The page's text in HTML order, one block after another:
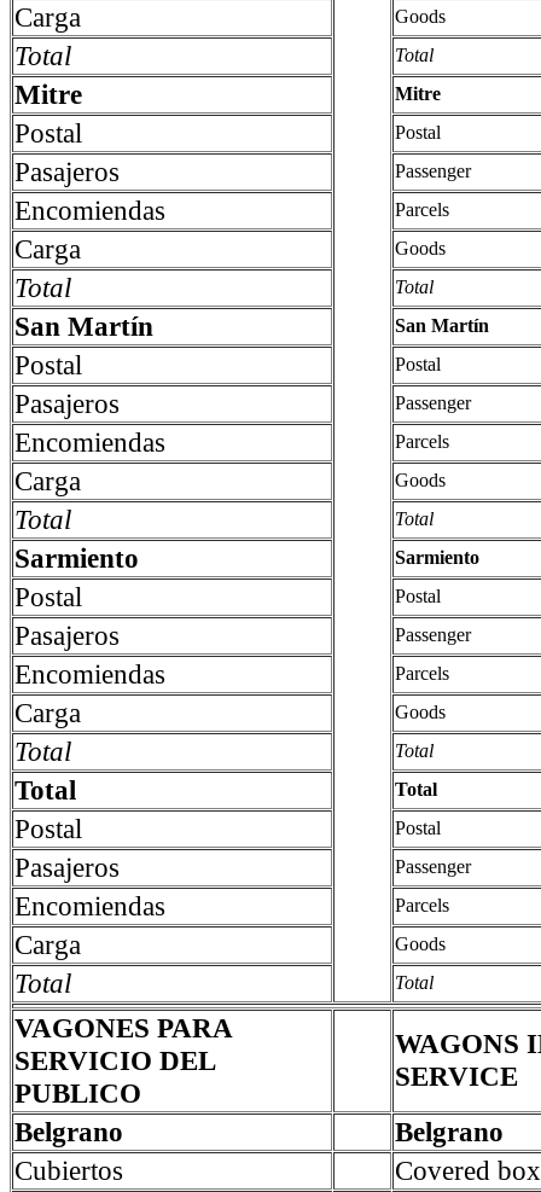
Carga Goods
Total Total
Mitre Mitre
Postal Postal
Pasajeros Passenger
Encomiendas Parcels
Carga Goods
Total Total
San Martín San Martín
Postal Postal
Pasajeros Passenger
Encomiendas Parcels
Carga Goods
Total Total
Sarmiento Sarmiento
Postal Postal
Pasajeros Passenger
Encomiendas Parcels
Carga Goods
Total Total
Total Total
Postal Postal
Pasajeros Passenger
Encomiendas Parcels
Carga Goods
Total Total
VAGONES PARA
SERVICIO DEL
PUBLICO
WAGONS
SERVICE
Belgrano
Belgrano
Cubiertos
Covered box